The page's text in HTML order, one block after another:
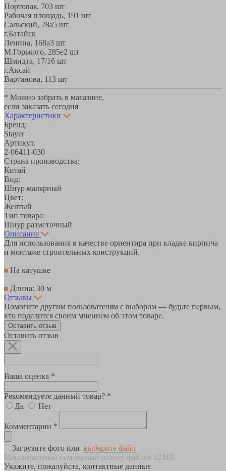
Портовая, 703 шт
Рабочая площадь, 191 шт
Сальский, 28a5 шт
г.Батайск
Ленина, 168а3 шт
М.Горького, 285е2 шт
Шмидта, 17/16 шт
г.Аксай
Вартанова, 113 шт
* Можно забрать в магазине,
если заказать сегодня
Характеристики
Бренд:
Stayer
Артикул:
2-06411-030
Страна производства:
Китай
Вид:
Шнур малярный
Цвет:
Желтый
Тип товара:
Шнур разметочный
Описание
Для использования в качестве ориентира при кладке кирпича
и монтаже строительных конструкций.
На катушке
Длина: 30 м
Отзывы
Помогите другим пользователям с выбором — будьте первым,
кто поделится своим мнением об этом товаре.
Оставить отзыв
Оставить отзыв
Ваша оценка *
Рекомендуете данный товар? *
Да
Нет
Комментарии *
Загрузите фото или выберите файл
Максимальный суммарный размер файлов 12MB
Укажите, пожалуйста, контактные данные